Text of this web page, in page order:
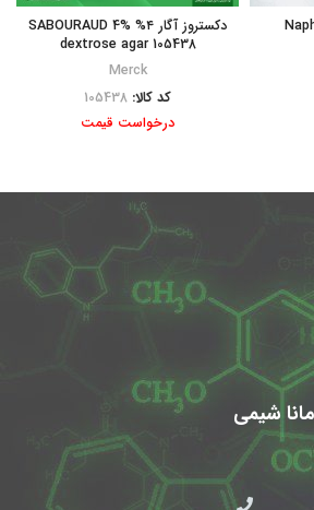
دکستروز آگار ۴% SABOURAUD 4%
dextrose agar 105438
Merck
کد کالا: 105438
درخواست قیمت
شیمی